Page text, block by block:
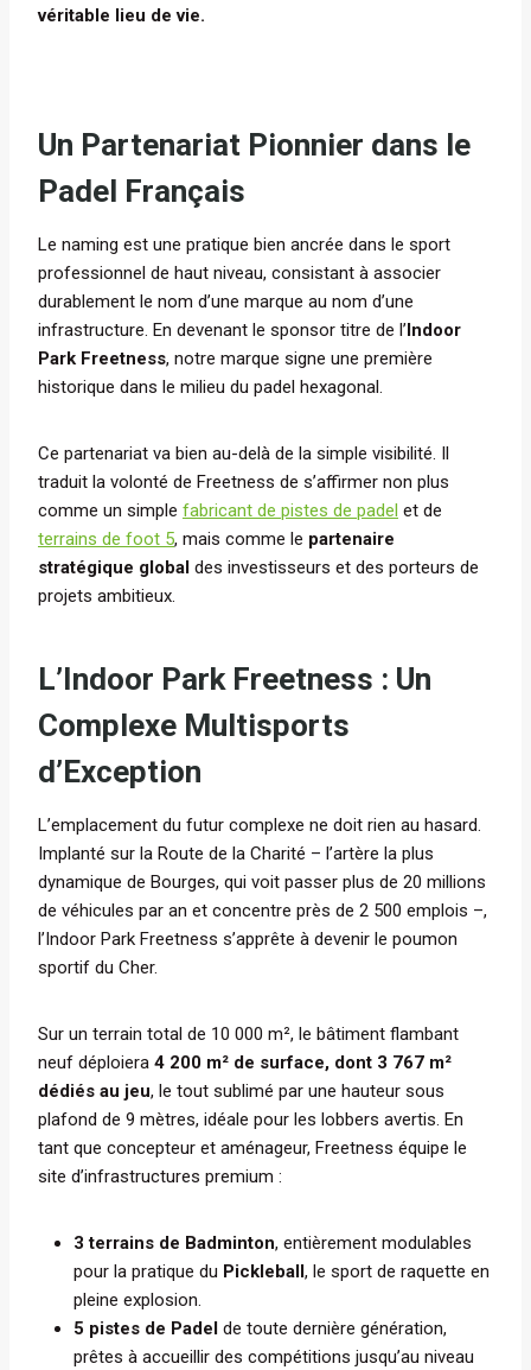
véritable lieu de vie.
Un Partenariat Pionnier dans le
Padel Français
Le naming est une pratique bien ancrée dans le sport
professionnel de haut niveau, consistant à associer
durablement le nom d’une marque au nom d’une
infrastructure. En devenant le sponsor titre de l’Indoor
Park Freetness, notre marque signe une première
historique dans le milieu du padel hexagonal.
Ce partenariat va bien au-delà de la simple visibilité. Il
traduit la volonté de Freetness de s’affirmer non plus
comme un simple fabricant de pistes de padel et de
terrains de foot 5, mais comme le partenaire
stratégique global des investisseurs et des porteurs de
projets ambitieux.
L’Indoor Park Freetness : Un
Complexe Multisports
d’Exception
L’emplacement du futur complexe ne doit rien au hasard.
Implanté sur la Route de la Charité – l’artère la plus
dynamique de Bourges, qui voit passer plus de 20 millions
de véhicules par an et concentre près de 2 500 emplois –,
l’Indoor Park Freetness s’apprête à devenir le poumon
sportif du Cher.
Sur un terrain total de 10 000 m², le bâtiment flambant
neuf déploiera 4 200 m² de surface, dont 3 767 m²
dédiés au jeu, le tout sublimé par une hauteur sous
plafond de 9 mètres, idéale pour les lobbers avertis. En
tant que concepteur et aménageur, Freetness équipe le
site d’infrastructures premium :
3 terrains de Badminton, entièrement modulables
pour la pratique du Pickleball, le sport de raquette en
pleine explosion.
5 pistes de Padel de toute dernière génération,
prêtes à accueillir des compétitions jusqu’au niveau